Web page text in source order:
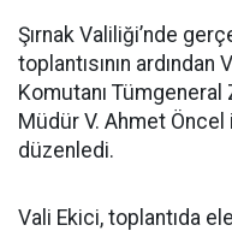
Şırnak Valiliği’nde
toplantısının
Komutanı
Müdür V. Ahmet Öncel
düzenledi.
Vali Ekici, toplantıda